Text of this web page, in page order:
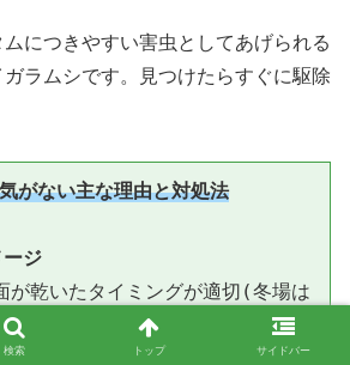
につきやすい害虫としてあげられる
ラムシです。見つけたらすぐに駆除
がない主な理由と対処法
ジ
が乾いたタイミングが適切(冬場は
めにする)
要なため1日数回の葉水をおこなう
検索 トップ サイドバー